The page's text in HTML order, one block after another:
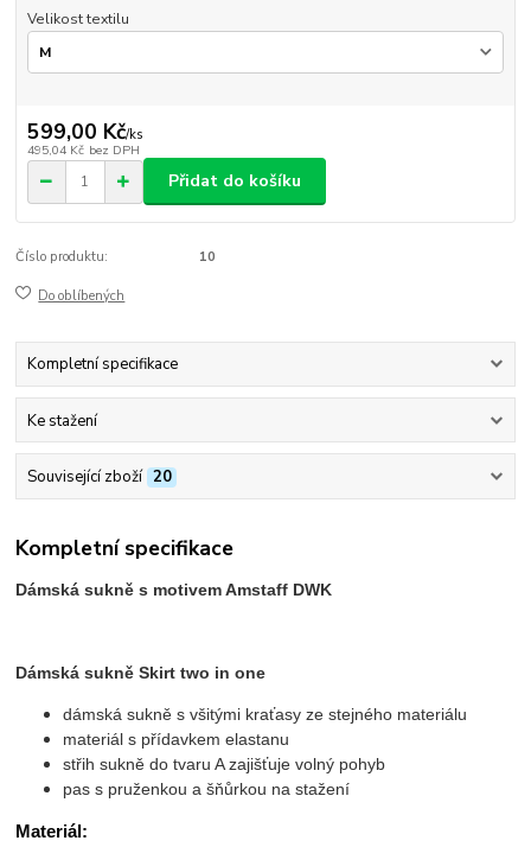
Velikost textilu
599,00 Kč/ks
495,04 Kč bez DPH
Přidat do košíku
Číslo produktu: 10
Do oblíbených
Kompletní specifikace
Ke stažení
Související zboží 20
Kompletní specifikace
Dámská sukně s motivem Amstaff DWK
Dámská sukně Skirt two in one
dámská sukně s všitými kraťasy ze stejného materiálu
materiál s přídavkem elastanu
střih sukně do tvaru A zajišťuje volný pohyb
pas s pruženkou a šňůrkou na stažení
Materiál: